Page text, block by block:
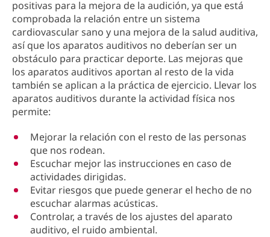
positivas para la mejora de la audición, ya que está
comprobada la relación entre un sistema
cardiovascular sano y una mejora de la salud auditiva,
así que los aparatos auditivos no deberían ser un
obstáculo para practicar deporte. Las mejoras que
los aparatos auditivos aportan al resto de la vida
también se aplican a la práctica de ejercicio. Llevar los
aparatos auditivos durante la actividad física nos
permite:
Mejorar la relación con el resto de las personas
que nos rodean.
Escuchar mejor las instrucciones en caso de
actividades dirigidas.
Evitar riesgos que puede generar el hecho de no
escuchar alarmas acústicas.
Controlar, a través de los ajustes del aparato
auditivo, el ruido ambiental.